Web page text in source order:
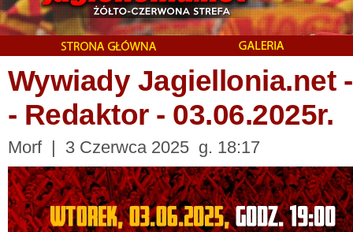
Wywiady Jagiellonia.net
- Redaktor - 03.06.2025r.
Morf | 3 Czerwca 2025 g. 18:17